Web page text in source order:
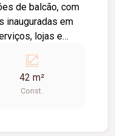
de balcão, com
lojas e
e
42 m²
Const.